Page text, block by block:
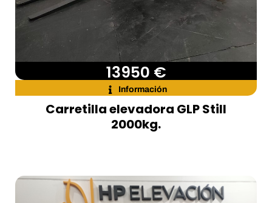
13950 €
Información
Carretilla elevadora GLP Still
2000kg.